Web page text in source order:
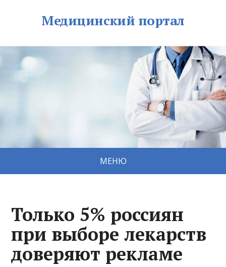
Медицинский портал
МЕНЮ
Только 5% россиян
при выборе лекарств
доверяют рекламе